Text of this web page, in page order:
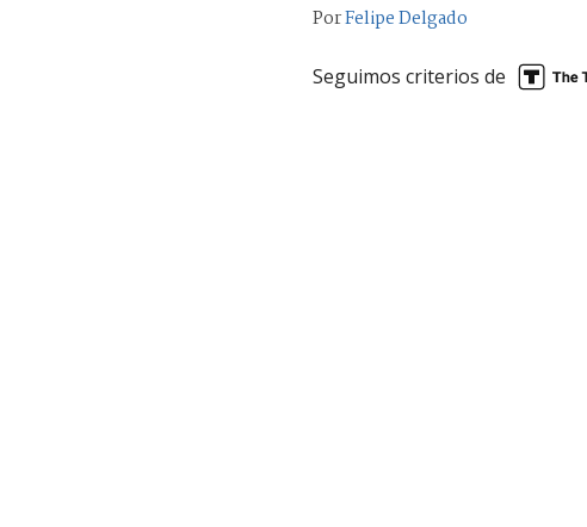
PorFelipe Delgado
Seguimos criterios de